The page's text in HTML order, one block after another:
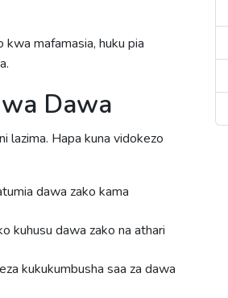
mafamasia, huku pia
Dawa
lazima. Hapa kuna vidokezo
dawa zako kama
kuhusu dawa zako na athari
kukukumbusha saa za dawa